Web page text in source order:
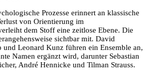
Prozesse erinnert an klassische
von Orientierung im
dem Stoff eine zeitlose Ebene. Die
sichtbar mit. David
und Leonard Kunz führen ein Ensemble an,
Namen ergänzt wird, darunter Sebastian
André Hennicke und Tilman Strauss.